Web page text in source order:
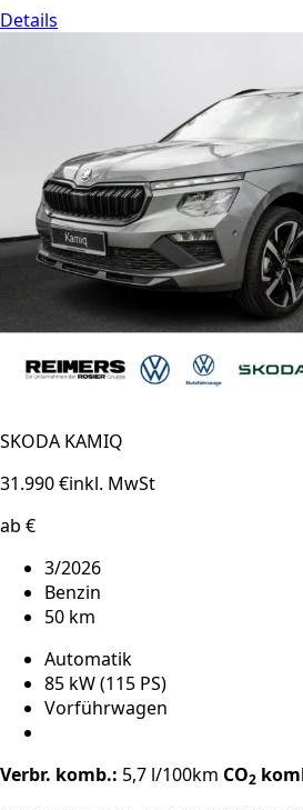
Details
SKODA KAMIQ
31.990 €inkl. MwSt
ab €
3/2026
Benzin
50 km
Automatik
85 kW (115 PS)
Vorführwagen
Verbr. komb.: 5,7 l/100km CO2